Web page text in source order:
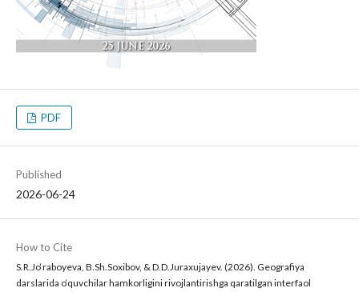
PDF
Published
2026-06-24
How to Cite
S.R.Jo‘raboyeva, B.Sh.Soxibov, & D.D.Juraxujayev. (2026). Geografiya
darslarida o‘quvchilar hamkorligini rivojlantirishga qaratilgan interfaol